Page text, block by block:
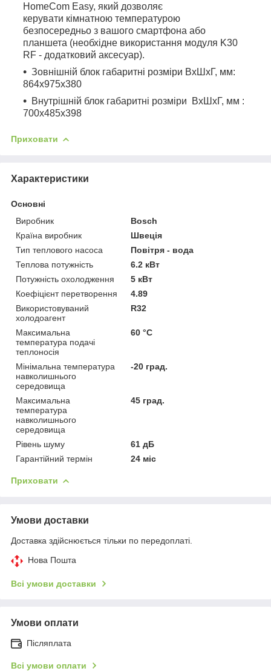
HomeCom Easy, який дозволяє
керувати кімнатною температурою
безпосередньо з вашого смартфона або
планшета (необхідне використання модуля K30
RF - додатковий аксесуар).
Зовнішній блок габаритні розміри ВхШхГ, мм:
864x975x380
Внутрішній блок габаритні розміри ВхШхГ, мм :
700х485х398
Приховати
Характеристики
Основні
Виробник
Bosch
Країна виробник
Швеція
Тип теплового насоса
Повітря - вода
Теплова потужність
6.2 кВт
Потужність охолодження
5 кВт
Коефіцієнт перетворення
4.89
Використовуваний
холодоагент
R32
Максимальна
температура подачі
теплоносія
60 °С
Мінімальна температура
навколишнього
середовища
-20 град.
Максимальна
температура
навколишнього
середовища
45 град.
Рівень шуму
61 дБ
Гарантійний термін
24 міс
Приховати
Умови доставки
Доставка здійснюється тільки по передоплаті.
Нова Пошта
Всі умови доставки
Умови оплати
Післяплата
Всі умови оплати